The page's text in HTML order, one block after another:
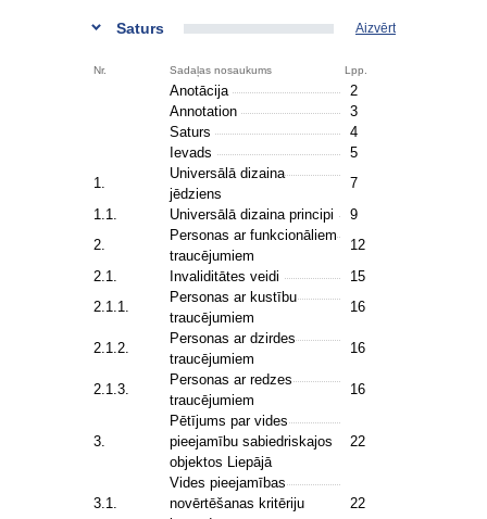
Saturs Aizvērt
Nr. Sadaļas nosaukums Lpp.
Anotācija
2
Annotation
3
Saturs
4
Ievads
5
1.
Universālā dizaina
jēdziens
7
1.1.
Universālā dizaina principi
9
2.
Personas ar funkcionāliem
traucējumiem
12
2.1.
Invaliditātes veidi
15
2.1.1.
Personas ar kustību
traucējumiem
16
2.1.2.
Personas ar dzirdes
traucējumiem
16
2.1.3.
Personas ar redzes
traucējumiem
16
3.
Pētījums par vides
pieejamību sabiedriskajos
objektos Liepājā
22
3.1.
Vides pieejamības
novērtēšanas kritēriju
22